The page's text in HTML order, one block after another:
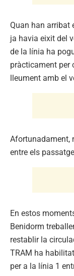
Quan han arribat
ja havia eixit del
de la línia ha
pràcticament per
lleument amb el
Afortunadament,
entre els
En estos
Benidorm
restablir la
TRAM ha
per a la línia 1